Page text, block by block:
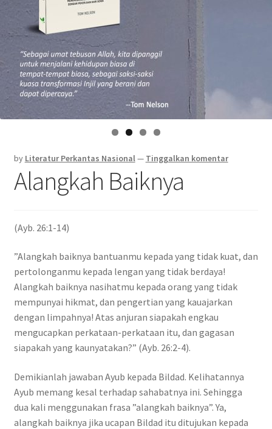
by Literatur Perkantas Nasional— Tinggalkan komentar
Alangkah Baiknya
(Ayb. 26:1-14)
”Alangkah baiknya bantuanmu kepada yang tidak kuat, dan
pertolonganmu kepada lengan yang tidak berdaya!
Alangkah baiknya nasihatmu kepada orang yang tidak
mempunyai hikmat, dan pengertian yang kauajarkan
dengan limpahnya! Atas anjuran siapakah engkau
mengucapkan perkataan-perkataan itu, dan gagasan
siapakah yang kaunyatakan?” (Ayb. 26:2-4).
Demikianlah jawaban Ayub kepada Bildad. Kelihatannya
Ayub memang kesal terhadap sahabatnya ini. Sehingga
dua kali menggunakan frasa ”alangkah baiknya”. Ya,
alangkah baiknya jika ucapan Bildad itu ditujukan kepada